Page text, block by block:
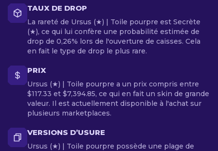
TAUX DE DROP
La rareté de Ursus (★) | Toile pourpre est Secrète
(★), ce qui lui confère une probabilité estimée de
drop de 0,26% lors de l'ouverture de caisses. Cela
en fait le type de drop le plus rare.
PRIX
Ursus (★) | Toile pourpre a un prix compris entre
$117.33 et $7,394.85, ce qui en fait un skin de grande
valeur. Il est actuellement disponible à l'achat sur
plusieurs marketplaces.
VERSIONS D’USURE
Ursus (★) | Toile pourpre possède une plage de